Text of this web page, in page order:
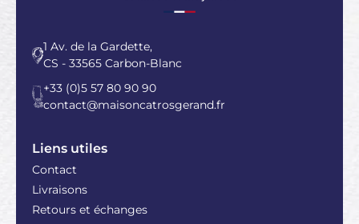
1 Av. de la Gardette,
CS - 33565 Carbon-Blanc
+33 (0)5 57 80 90 90
contact@maisoncatrosgerand.fr
Liens utiles
Contact
Livraisons
Retours et échanges